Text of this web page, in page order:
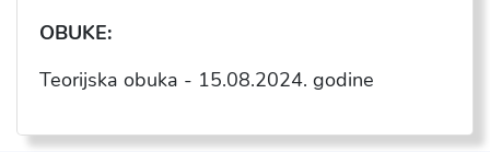
OBUKE:
Teorijska obuka - 15.08.2024. godine